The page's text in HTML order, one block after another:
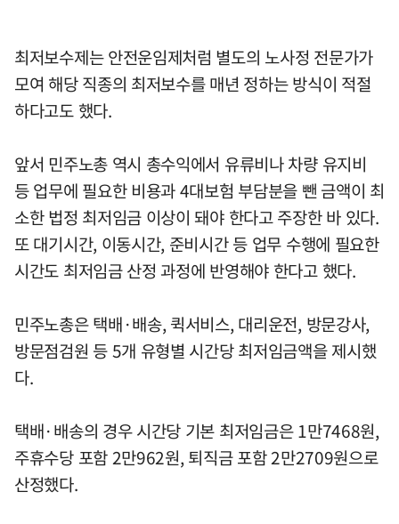
최저보수제는 안전운임제처럼 별도의 노사정 전문가가
모여 해당 직종의 최저보수를 매년 정하는 방식이 적절
하다고도 했다.
앞서 민주노총 역시 총수익에서 유류비나 차량 유지비
등 업무에 필요한 비용과 4대보험 부담분을 뺀 금액이 최
소한 법정 최저임금 이상이 돼야 한다고 주장한 바 있다.
또 대기시간, 이동시간, 준비시간 등 업무 수행에 필요한
시간도 최저임금 산정 과정에 반영해야 한다고 했다.
민주노총은 택배·배송, 퀵서비스, 대리운전, 방문강사,
방문점검원 등 5개 유형별 시간당 최저임금액을 제시했
다.
택배·배송의 경우 시간당 기본 최저임금은 1만7468원,
주휴수당 포함 2만962원, 퇴직금 포함 2만2709원으로
산정했다.